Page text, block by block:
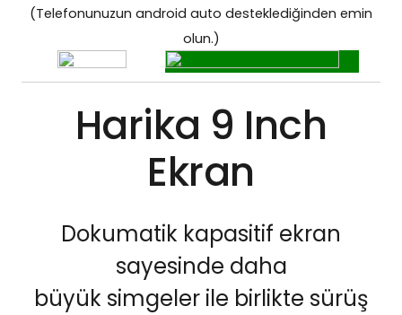
(Telefonunuzun android auto desteklediğinden emin
olun.)
Harika 9 Inch
Ekran
Dokumatik kapasitif ekran
sayesinde daha
büyük simgeler ile birlikte sürüş